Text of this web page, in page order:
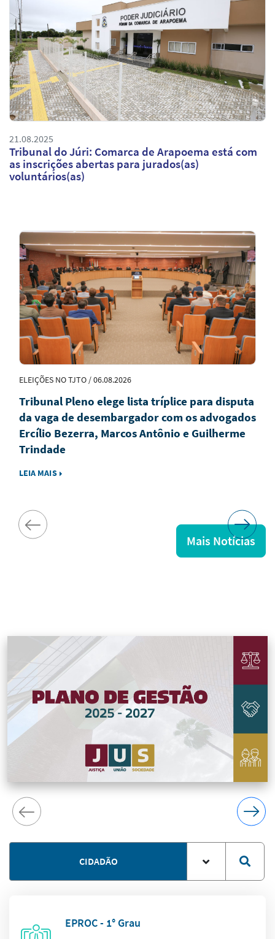
21.08.2025
Tribunal do Júri: Comarca de Arapoema está com
as inscrições abertas para jurados(as)
voluntários(as)
Notícias
em
Destaque
ELEIÇÕES NO TJTO / 06.08.2026
Tribunal Pleno elege lista tríplice para disputa
da vaga de desembargador com os advogados
Ercílio Bezerra, Marcos Antônio e Guilherme
Trindade
LEIA MAIS
Mais Notícias
CIDADÃO
EPROC - 1° Grau